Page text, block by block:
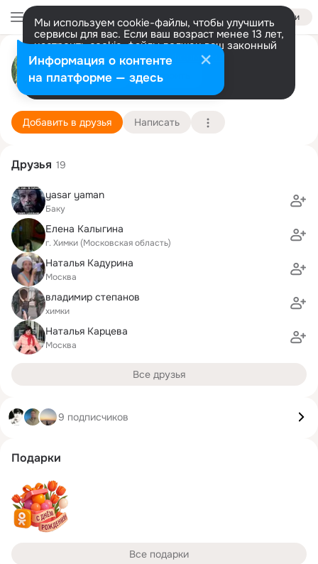
Войти
Мы используем cookie-файлы, чтобы улучшить
сервисы для вас. Если ваш возраст менее 13 лет,
настроить cookie-файлы должен ваш законный
представитель. Больше информации
Разрешить все Настроить
Варвара Петровская
Химки 14 февраля (55 лет)
Подробнее
Добавить в друзья Написать
Друзья 19
yasar yaman
Баку
Елена Калыгина
г. Химки (Московская область)
Наталья Кадурина
Москва
владимир степанов
химки
Наталья Карцева
Москва
Все друзья
9 подписчиков
Подарки
Все подарки
Информация о контенте
на платформе — здесь